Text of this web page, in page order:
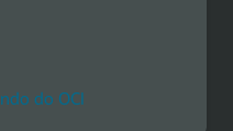
do OCI